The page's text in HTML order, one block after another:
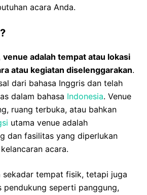
acara Anda.
venue adalah tempat atau lokasi
atau kegiatan diselenggarakan.
dari bahasa Inggris dan telah
dalam bahasa Indonesia. Venue
ruang terbuka, atau bahkan
utama venue adalah
dan fasilitas yang diperlukan
acara.
sekadar tempat fisik, tetapi juga
pendukung seperti panggung,